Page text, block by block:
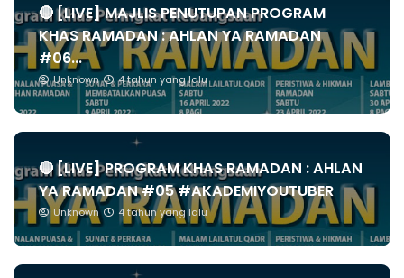
🔴 [LIVE] MAJLIS PENUTUPAN PROGRAM
KHAS RAMADAN : AHLAN YA RAMADAN
#06...
Unknown 4 tahun yang lalu
🔴 [LIVE] PROGRAM KHAS RAMADAN : AHLAN
YA RAMADAN #05 #AKADEMIYOUTUBER
Unknown 4 tahun yang lalu